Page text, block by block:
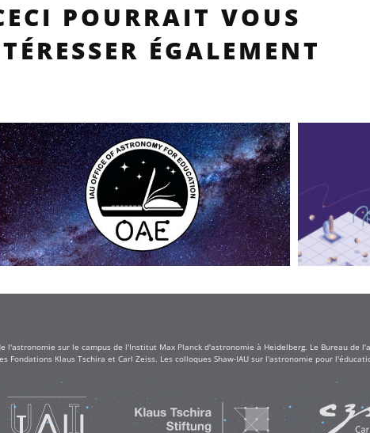
POURRAIT VOUS
ÉGALEMENT
l'astronomie sur le campus de l'Institut Max Planck d'astronomie à Heidelberg. Le Bureau de
Klaus Tschira et Carl Zeiss. Les colloques Shaw-IAU sur l'astronomie pour